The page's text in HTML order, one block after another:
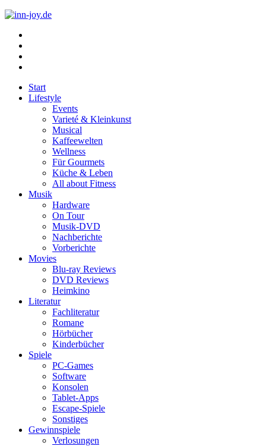
Start
Lifestyle
Events
Varieté & Kleinkunst
Musical
Kaffeewelten
Wellness
Für Gourmets
Küche & Leben
All about Fitness
Musik
Hardware
On Tour
Musik-DVD
Nachberichte
Vorberichte
Movies
Blu-ray Reviews
DVD Reviews
Heimkino
Literatur
Fachliteratur
Romane
Hörbücher
Kinderbücher
Spiele
PC-Games
Software
Konsolen
Tablet-Apps
Escape-Spiele
Sonstiges
Gewinnspiele
Verlosungen